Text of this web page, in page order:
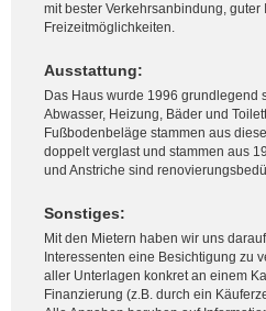
mit bester Verkehrsanbindung, guter
Freizeitmöglichkeiten.
Ausstattung:
Das Haus wurde 1996 grundlegend
Abwasser, Heizung, Bäder und
Fußbodenbeläge stammen aus
doppelt verglast und stammen aus
und Anstriche sind
Sonstiges:
Mit den Mietern haben wir uns
Interessenten eine Besichtigung zu
aller Unterlagen konkret an einem
Finanzierung (z.B. durch ein